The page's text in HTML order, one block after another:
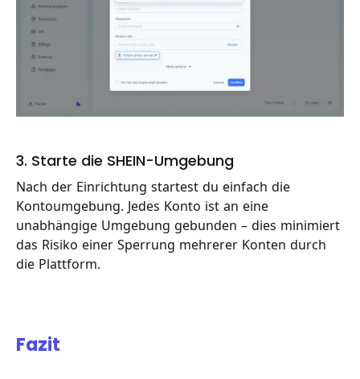
3. Starte die SHEIN-Umgebung
Nach der Einrichtung startest du einfach die
Kontoumgebung. Jedes Konto ist an eine
unabhängige Umgebung gebunden – dies minimiert
das Risiko einer Sperrung mehrerer Konten durch
die Plattform.
Fazit